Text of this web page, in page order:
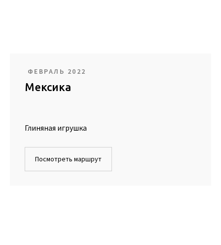
ФЕВРАЛЬ 2022
Мексика
Глиняная игрушка
Посмотреть маршрут